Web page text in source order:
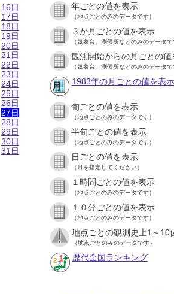
16日
17日
18日
19日
20日
21日
22日
23日
24日
25日
26日
27日
28日
29日
30日
31日
年ごとの値を表示
（地点ごとのみのデータです）
３か月ごとの値を表示
（気象台、測候所などのみのデータで
観測開始からの月ごとの値
（気象台、測候所などのみのデータで
1983年の月ごとの値を表示
旬ごとの値を表示
（地点ごとのみのデータです）
半旬ごとの値を表示
（地点ごとのみのデータです）
日ごとの値を表示
（月を指定してください）
１時間ごとの値を表示
（地点ごとのみのデータです）
１０分ごとの値を表示
（地点ごとのみのデータです）
地点ごとの観測史上1～10
（地点ごとのみのデータです）
歴代全国ランキング